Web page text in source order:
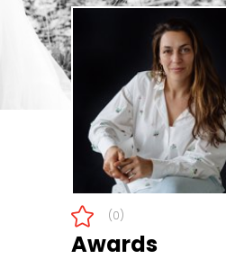
(0)
Awards